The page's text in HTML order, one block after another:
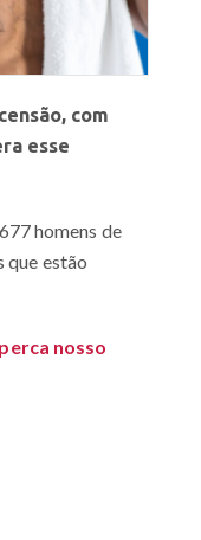
com
esse
homens de
que estão
nosso